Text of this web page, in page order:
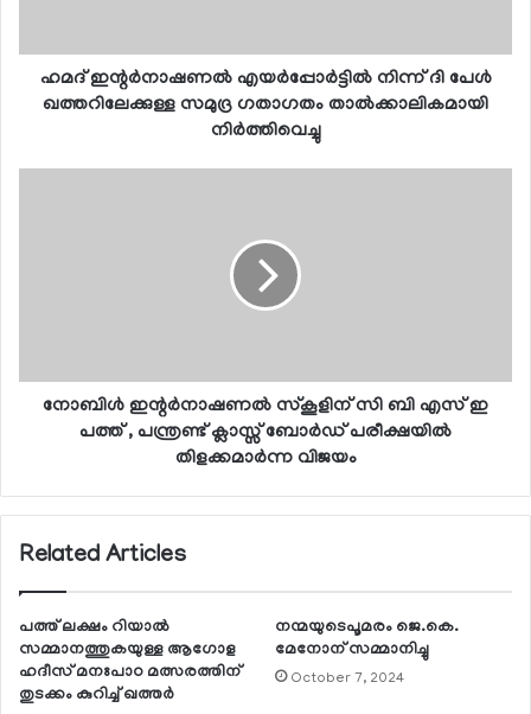
ഹമദ് ഇന്റര്‍നാഷണല്‍ എയര്‍പ്പോര്‍ട്ടില്‍ നിന്ന് ദി പേള്‍
ഖത്തറിലേക്കുള്ള സമുദ്ര ഗതാഗതം താല്‍ക്കാലികമായി
നിര്‍ത്തിവെച്ചു
നോബിള്‍ ഇന്റര്‍നാഷണല്‍ സ്‌കൂളിന് സി ബി എസ് ഇ
പത്ത് , പന്ത്രണ്ട് ക്ലാസ്സ് ബോര്‍ഡ് പരീക്ഷയില്‍
തിളക്കമാര്‍ന്ന വിജയം
Related Articles
പത്ത് ലക്ഷം റിയാല്‍
സമ്മാനത്തുകയുള്ള ആഗോള
ഹദീസ് മനഃപാഠ മത്സരത്തിന്
തുടക്കം കുറിച്ച് ഖത്തര്‍
നന്മയുടെപൂമരം ജെ.കെ.
മേനോന് സമ്മാനിച്ചു
October 7, 2024